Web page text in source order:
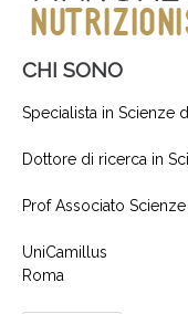
CHI SONO
Specialista in Scienze
Dottore di ricerca in
Prof Associato
UniCamillus
Roma